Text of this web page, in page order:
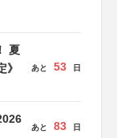
夏
あと 53 日
あと 83 日